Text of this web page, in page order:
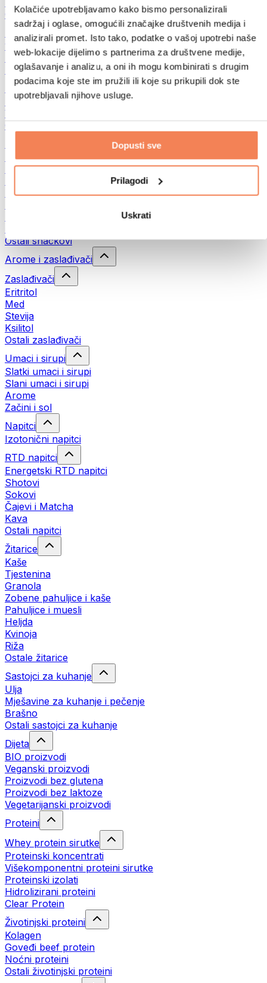
Kolačiće upotrebljavamo kako bismo personalizirali
sadržaj i oglase, omogućili značajke društvenih medija i
analizirali promet. Isto tako, podatke o vašoj upotrebi naše
web-lokacije dijelimo s partnerima za društvene medije,
oglašavanje i analizu, a oni ih mogu kombinirati s drugim
podacima koje ste im pružili ili koje su prikupili dok ste
upotrebljavali njihove usluge.
Dopusti sve
Prilagodi
Uskrati
Mahunarke
Ostalo
Maslaci od orašastih plodova
100% namazi iz orašastih plodova
Slatki namazi od orašastih plodova
Proteinski namazi od orašastih plodova
Supernamirnice
Zelena superhrana
Vlakna
Ostala superhrana
Proteinske pločice
Suho meso
Proteinski kolačići
Energetske i zobene pločice
Ostali snackovi
Arome i zaslađivači
Zaslađivači
Eritritol
Med
Stevija
Ksilitol
Ostali zaslađivači
Umaci i sirupi
Slatki umaci i sirupi
Slani umaci i sirupi
Arome
Začini i sol
Napitci
Izotonični napitci
RTD napitci
Energetski RTD napitci
Shotovi
Sokovi
Čajevi i Matcha
Kava
Ostali napitci
Žitarice
Kaše
Tjestenina
Granola
Zobene pahuljice i kaše
Pahuljice i muesli
Heljda
Kvinoja
Riža
Ostale žitarice
Sastojci za kuhanje
Ulja
Mješavine za kuhanje i pečenje
Brašno
Ostali sastojci za kuhanje
Dijeta
BIO proizvodi
Veganski proizvodi
Proizvodi bez glutena
Proizvodi bez laktoze
Vegetarijanski proizvodi
Proteini
Whey protein sirutke
Proteinski koncentrati
Višekomponentni proteini sirutke
Proteinski izolati
Hidrolizirani proteini
Clear Protein
Životinjski proteini
Kolagen
Goveđi beef protein
Noćni proteini
Ostali životinjski proteini